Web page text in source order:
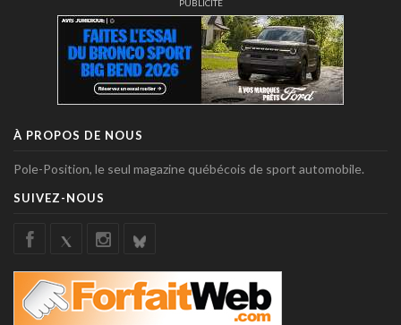
PUBLICITÉ
À PROPOS DE NOUS
Pole-Position, le seul magazine québécois de sport automobile.
SUIVEZ-NOUS